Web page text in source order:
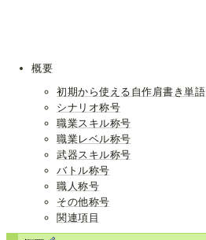
概要
初期から使える自作肩書き単語
シナリオ称号
職業スキル称号
職業レベル称号
武器スキル称号
バトル称号
職人称号
その他称号
関連項目